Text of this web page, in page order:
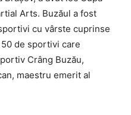
Arts. Buzăul a fost
cu vârste cuprinse
de sportivi care
Crâng Buzău,
maestru emerit al